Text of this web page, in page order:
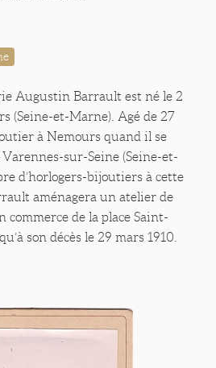
Augustin Barrault est né le 2
(Seine-et-Marne). Agé de 27
à Nemours quand il se
sur-Seine (Seine-et-
d’horlogers-bijoutiers à cette
aménagera un atelier de
commerce de la place Saint-
son décès le 29 mars 1910.